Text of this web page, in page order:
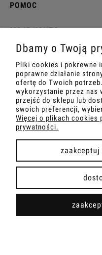
POMOC
MOJE KONTO
PŁATNOŚCI I DOSTAWA
INFORMACJE
O NAS
pokaż
Sklep
Dbamy o Twoją
Pliki cookies i pokrewne
poprawne działanie
ofertę do Twoich
wykorzystanie przez nas
przejść do sklepu lub
swoich preferencji,
Więcej o plikach cookies
prywatności.